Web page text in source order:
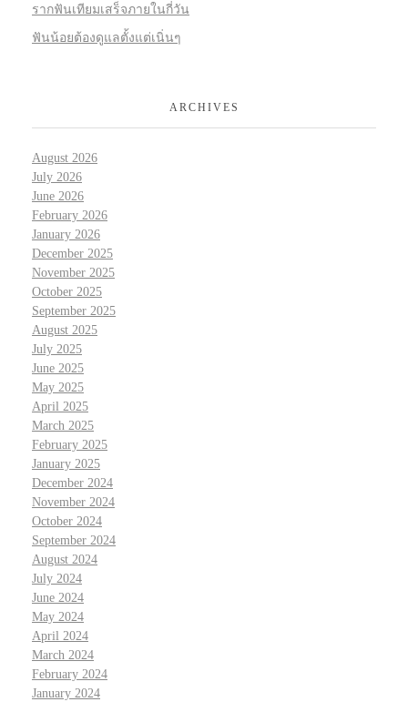
รากฟันเทียมเสร็จภายในกี่วัน
ฟันน้อยต้องดูแลตั้งแต่เนิ่นๆ
ARCHIVES
August 2026
July 2026
June 2026
February 2026
January 2026
December 2025
November 2025
October 2025
September 2025
August 2025
July 2025
June 2025
May 2025
April 2025
March 2025
February 2025
January 2025
December 2024
November 2024
October 2024
September 2024
August 2024
July 2024
June 2024
May 2024
April 2024
March 2024
February 2024
January 2024